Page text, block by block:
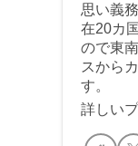
思い義
在20カ
ので東
スから
す。
詳しい